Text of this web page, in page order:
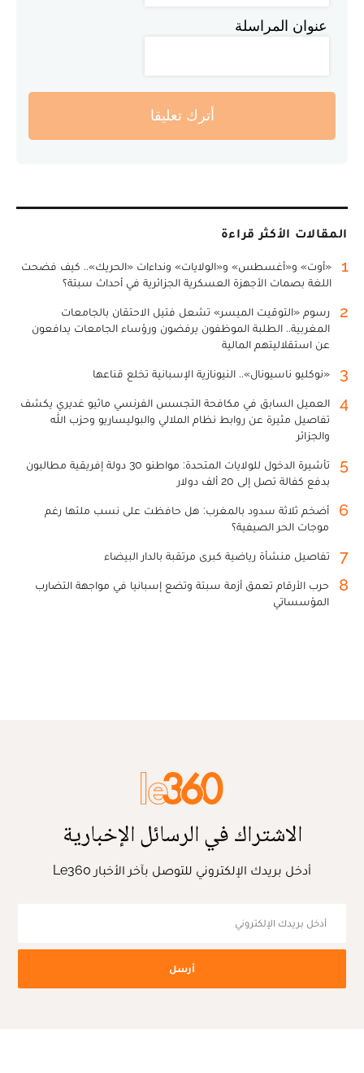
عنوان المراسلة
أترك تعليقا
المقالات الأكثر قراءة
1
«أوت» و«أغسطس» و«الولايات» ونداءات «الحريك».. كيف فضحت
اللغة بصمات الأجهزة العسكرية الجزائرية في أحداث سبتة؟
2
رسوم «التوقيت الميسر» تشعل فتيل الاحتقان بالجامعات
المغربية.. الطلبة الموظفون يرفضون ورؤساء الجامعات يدافعون
عن استقلاليتهم المالية
3 «نوكليو ناسيونال».. النيونازية الإسبانية تخلع قناعها
4
العميل السابق في مكافحة التجسس الفرنسي ماثيو غديري يكشف
تفاصيل مثيرة عن روابط نظام الملالي والبوليساريو وحزب الله
والجزائر
5
تأشيرة الدخول للولايات المتحدة: مواطنو 30 دولة إفريقية مطالبون
بدفع كفالة تصل إلى 20 ألف دولار
6
أضخم ثلاثة سدود بالمغرب: هل حافظت على نسب ملئها رغم
موجات الحر الصيفية؟
7 تفاصيل منشأة رياضية كبرى مرتقبة بالدار البيضاء
8
حرب الأرقام تعمق أزمة سبتة وتضع إسبانيا في مواجهة التضارب
المؤسساتي
الاشتراك في الرسائل الإخبارية
أدخل بريدك الإلكتروني للتوصل بآخر الأخبار Le360
أرسل